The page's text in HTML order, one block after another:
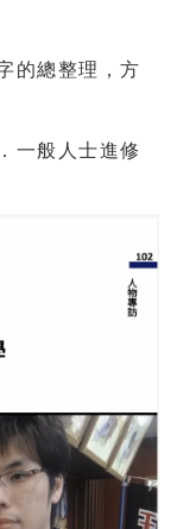
的總整理，方
一般人士進修